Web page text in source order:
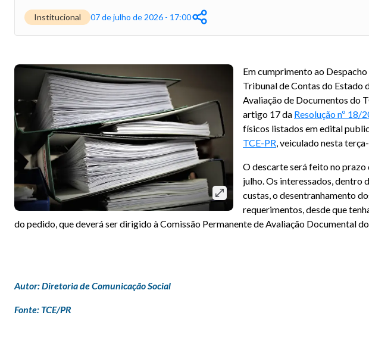
Institucional 07 de julho de 2026 - 17:00
Em cumprimento ao
Tribunal de Contas do Estado
Avaliação de Documentos do
artigo 17 da Resolução nº 18/
físicos listados em edital
TCE-PR, veiculado nesta
O descarte será feito no prazo
julho. Os interessados, dentro
custas, o desentranhamento
requerimentos, desde que
do pedido, que deverá ser dirigido à Comissão Permanente de Avaliação Documental
Autor: Diretoria de Comunicação Social
Fonte: TCE/PR